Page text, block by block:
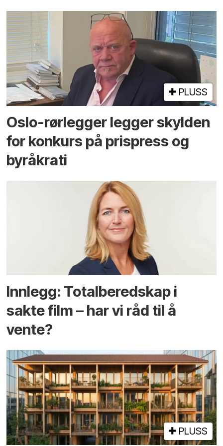
PLUSS
Oslo-rørlegger legger skylden
for konkurs på prispress og
byråkrati
Innlegg: Totalberedskap i
sakte film – har vi råd til å
vente?
PLUSS